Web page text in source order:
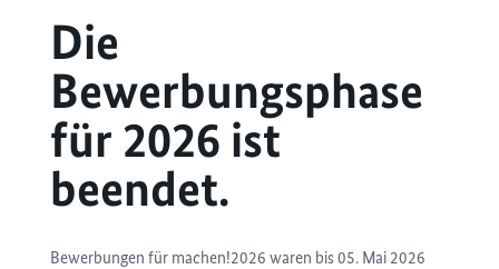
Die
Bewerbungsphase
für 2026 ist
beendet.
Bewerbungen für machen!2026 waren bis 05. Mai 2026